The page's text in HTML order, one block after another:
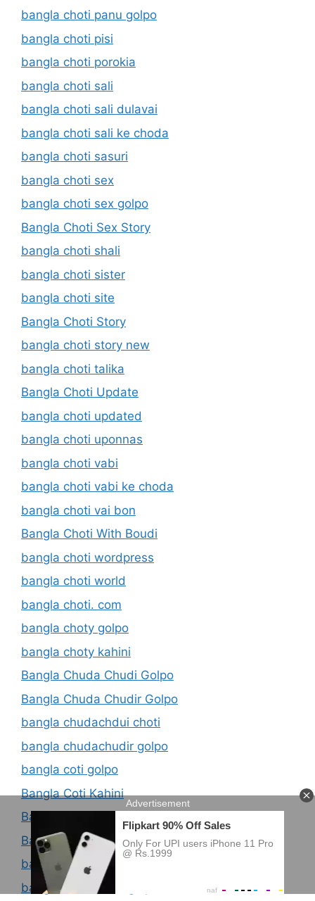
bangla choti panu golpo
bangla choti pisi
bangla choti porokia
bangla choti sali
bangla choti sali dulavai
bangla choti sali ke choda
bangla choti sasuri
bangla choti sex
bangla choti sex golpo
Bangla Choti Sex Story
bangla choti shali
bangla choti sister
bangla choti site
Bangla Choti Story
bangla choti story new
bangla choti talika
Bangla Choti Update
bangla choti updated
bangla choti uponnas
bangla choti vabi
bangla choti vabi ke choda
bangla choti vai bon
Bangla Choti With Boudi
bangla choti wordpress
bangla choti world
bangla choti. com
bangla choty golpo
bangla choty kahini
Bangla Chuda Chudi Golpo
Bangla Chuda Chudir Golpo
bangla chudachdui choti
bangla chudachudir golpo
bangla coti golpo
Bangla Coti Kahini
Bangla Cotti Golpo
Bangla Cuckold Golpo
bangla dhorshon kahini
bangla dhorson er golpo